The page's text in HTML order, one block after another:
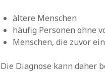
ältere Menschen
häufig Personen ohne
Menschen, die zuvor
Die Diagnose kann daher